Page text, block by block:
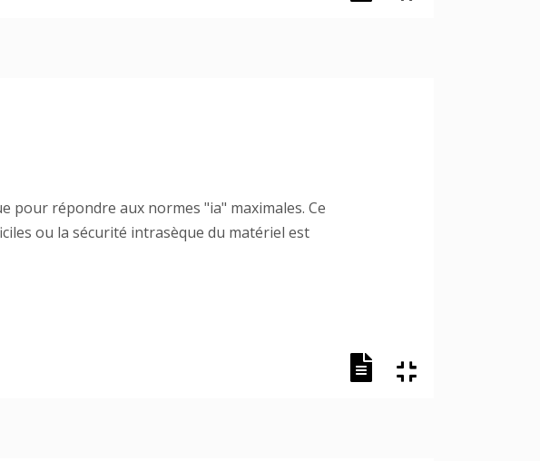
pour répondre aux normes "ia" maximales. Ce
ou la sécurité intrasèque du matériel est